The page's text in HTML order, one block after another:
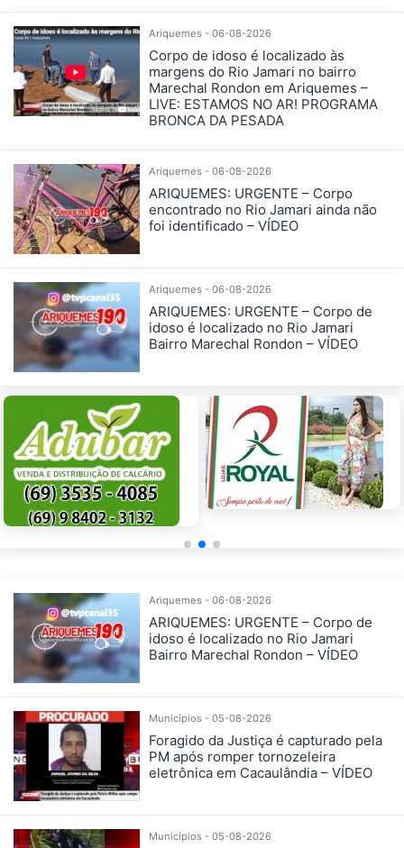
Ariquemes - 06-08-2026
Corpo de idoso é localizado às
margens do Rio Jamari no bairro
Marechal Rondon em Ariquemes –
LIVE: ESTAMOS NO AR! PROGRAMA
BRONCA DA PESADA
Ariquemes - 06-08-2026
ARIQUEMES: URGENTE – Corpo
encontrado no Rio Jamari ainda não
foi identificado – VÍDEO
Ariquemes - 06-08-2026
ARIQUEMES: URGENTE – Corpo de
idoso é localizado no Rio Jamari
Bairro Marechal Rondon – VÍDEO
Ariquemes - 06-08-2026
ARIQUEMES: URGENTE – Corpo de
idoso é localizado no Rio Jamari
Bairro Marechal Rondon – VÍDEO
Municípios - 05-08-2026
Foragido da Justiça é capturado pela
PM após romper tornozeleira
eletrônica em Cacaulândia – VÍDEO
Municípios - 05-08-2026